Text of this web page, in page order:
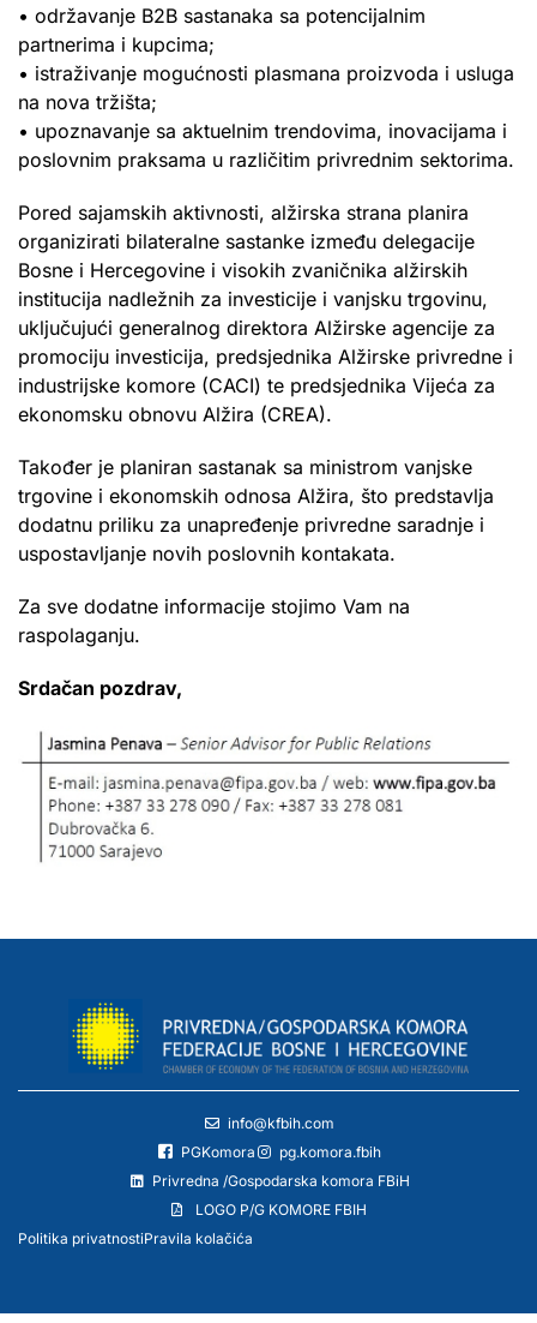
• održavanje B2B sastanaka sa potencijalnim
partnerima i kupcima;
• istraživanje mogućnosti plasmana proizvoda i usluga
na nova tržišta;
• upoznavanje sa aktuelnim trendovima, inovacijama i
poslovnim praksama u različitim privrednim sektorima.
Pored sajamskih aktivnosti, alžirska strana planira
organizirati bilateralne sastanke između delegacije
Bosne i Hercegovine i visokih zvaničnika alžirskih
institucija nadležnih za investicije i vanjsku trgovinu,
uključujući generalnog direktora Alžirske agencije za
promociju investicija, predsjednika Alžirske privredne i
industrijske komore (CACI) te predsjednika Vijeća za
ekonomsku obnovu Alžira (CREA).
Također je planiran sastanak sa ministrom vanjske
trgovine i ekonomskih odnosa Alžira, što predstavlja
dodatnu priliku za unapređenje privredne saradnje i
uspostavljanje novih poslovnih kontakata.
Za sve dodatne informacije stojimo Vam na
raspolaganju.
Srdačan pozdrav,
info@kfbih.com
PGKomora
pg.komora.fbih
Privredna /Gospodarska komora FBiH
LOGO P/G KOMORE FBIH
Politika privatnostiPravila kolačića